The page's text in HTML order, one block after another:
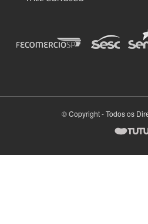
© Copyright - Todos os